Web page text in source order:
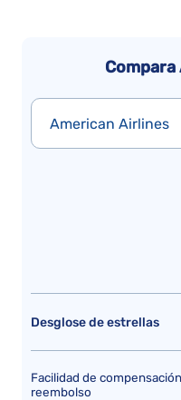
Compara
American Airlines
Desglose de estrellas
Facilidad de
reembolso